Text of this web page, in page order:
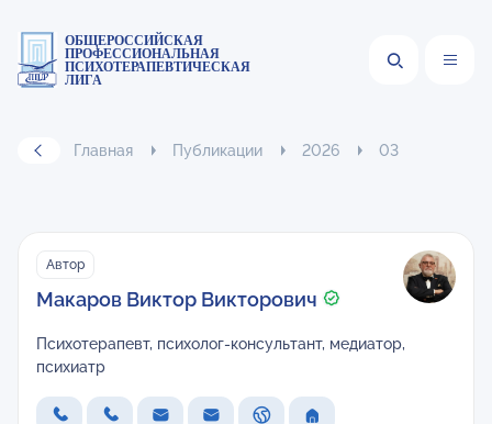
ОБЩЕРОССИЙСКАЯ
ПРОФЕССИОНАЛЬНАЯ
ПСИХОТЕРАПЕВТИЧЕСКАЯ
ЛИГА
Главная Публикации 2026 03
Автор
Макаров Виктор Викторович
Психотерапевт, психолог-консультант, медиатор,
психиатр